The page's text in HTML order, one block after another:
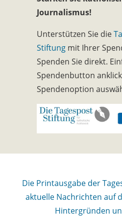
Journalismus!
Unterstützen Sie die
Stiftung mit Ihrer
Spenden Sie direkt.
Spendenbutton
Spendenoption
Die Printausgabe der
aktuelle Nachrichten auf
Hintergründen